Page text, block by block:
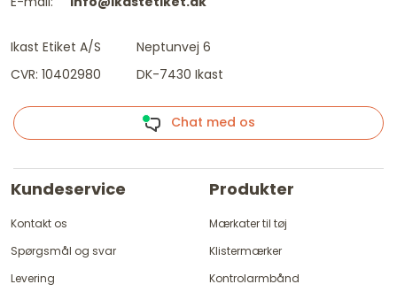
Ikast Etiket A/S
CVR: 10402980
Neptunvej 6
DK-7430 Ikast
Chat med os
Kundeservice
Kontakt os
Spørgsmål og svar
Levering
Produkter
Mærkater til tøj
Klistermærker
Kontrolarmbånd